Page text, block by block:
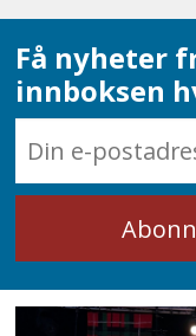
Få nyheter
innboksen